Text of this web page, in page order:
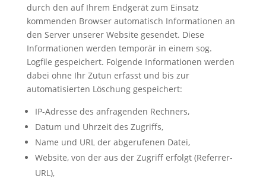
durch den auf Ihrem Endgerät zum Einsatz
kommenden Browser automatisch Informationen an
den Server unserer Website gesendet. Diese
Informationen werden temporär in einem sog.
Logfile gespeichert. Folgende Informationen werden
dabei ohne Ihr Zutun erfasst und bis zur
automatisierten Löschung gespeichert:
IP-Adresse des anfragenden Rechners,
Datum und Uhrzeit des Zugriffs,
Name und URL der abgerufenen Datei,
Website, von der aus der Zugriff erfolgt (Referrer-
URL),